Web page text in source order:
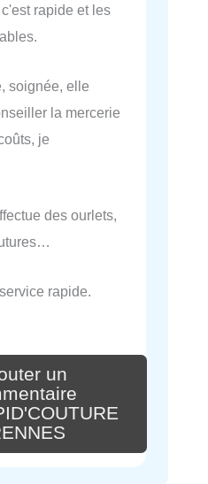
rapide et les
soignée, elle
la mercerie
je
des ourlets,
rapide.
un